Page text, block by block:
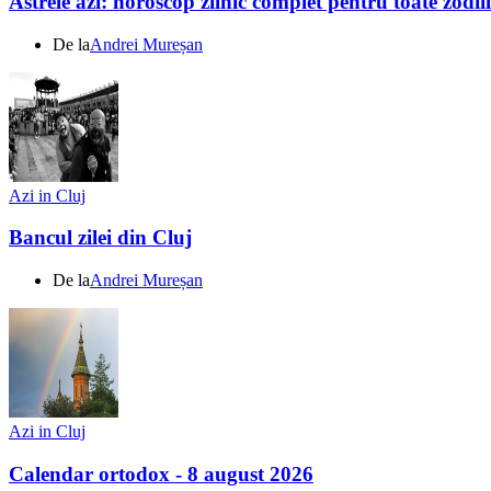
De laAndrei Mureșan
Azi in Cluj
Bancul zilei din Cluj
De laAndrei Mureșan
Azi in Cluj
Calendar ortodox - 8 august 2026